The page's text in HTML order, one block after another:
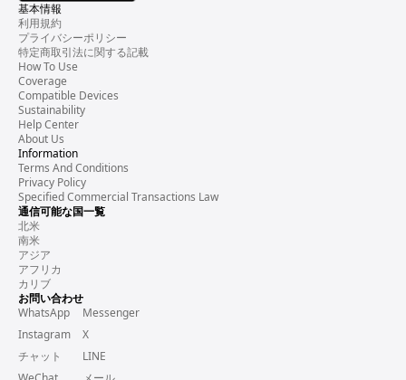
基本情報
利用規約
プライバシーポリシー
特定商取引法に関する記載
How To Use
Coverage
Compatible Devices
Sustainability
Help Center
About Us
Information
Terms And Conditions
Privacy Policy
Specified Commercial Transactions Law
通信可能な国一覧
北米
南米
アジア
アフリカ
カリブ
お問い合わせ
WhatsApp
Messenger
Instagram
X
チャット
LINE